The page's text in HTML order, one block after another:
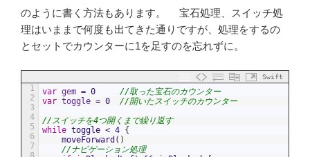
のように書く方法もあります。 宝石処理、スイッチ処
理はいままで何度も出てきた通りですが、処理をするの
とセットでカウンターに1を足すのを忘れずに。
Swift
1
2
3
4
5
6
7
var gem = 0
//取った宝石のカウンター
var toggle = 0
//開いたスイッチのカウンター
//スイッチを4つ開くまで繰り返す
while toggle < 4 {
moveForward ( )
//ナビゲーション処理